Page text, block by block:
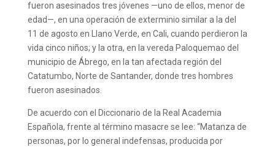
fueron asesinados tres jóvenes —uno de ellos, menor de
edad—, en una operación de exterminio similar a la del
11 de agosto en Llano Verde, en Cali, cuando perdieron la
vida cinco niños; y la otra, en la vereda Paloquemao del
municipio de Ábrego, en la tan afectada región del
Catatumbo, Norte de Santander, donde tres hombres
fueron asesinados.
De acuerdo con el Diccionario de la Real Academia
Española, frente al término masacre se lee: “Matanza de
personas, por lo general indefensas, producida por